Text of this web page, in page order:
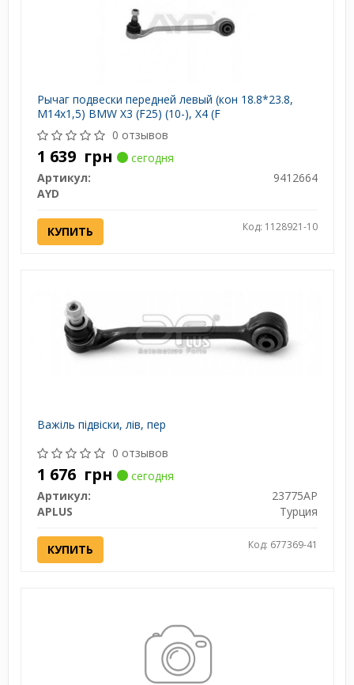
Рычаг подвески передней левый (кон 18.8*23.8,
M14x1,5) BMW X3 (F25) (10-), X4 (F
0 отзывов
1 639 грн
сегодня
Артикул:
9412664
AYD
КУПИТЬ Код: 1128921-10
Важіль підвіски, лiв, пер
0 отзывов
1 676 грн
сегодня
Артикул:
23775AP
APLUS
Турция
КУПИТЬ Код: 677369-41